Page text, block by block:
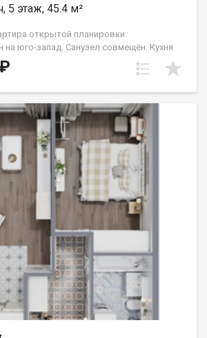
5 этаж, 45.4 м²
открытой планировки.
на юго-запад. Санузел совмещён. Кухня
решение для первого жилья или
Группа строительных компаний